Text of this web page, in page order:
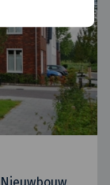
Nieuwbouw